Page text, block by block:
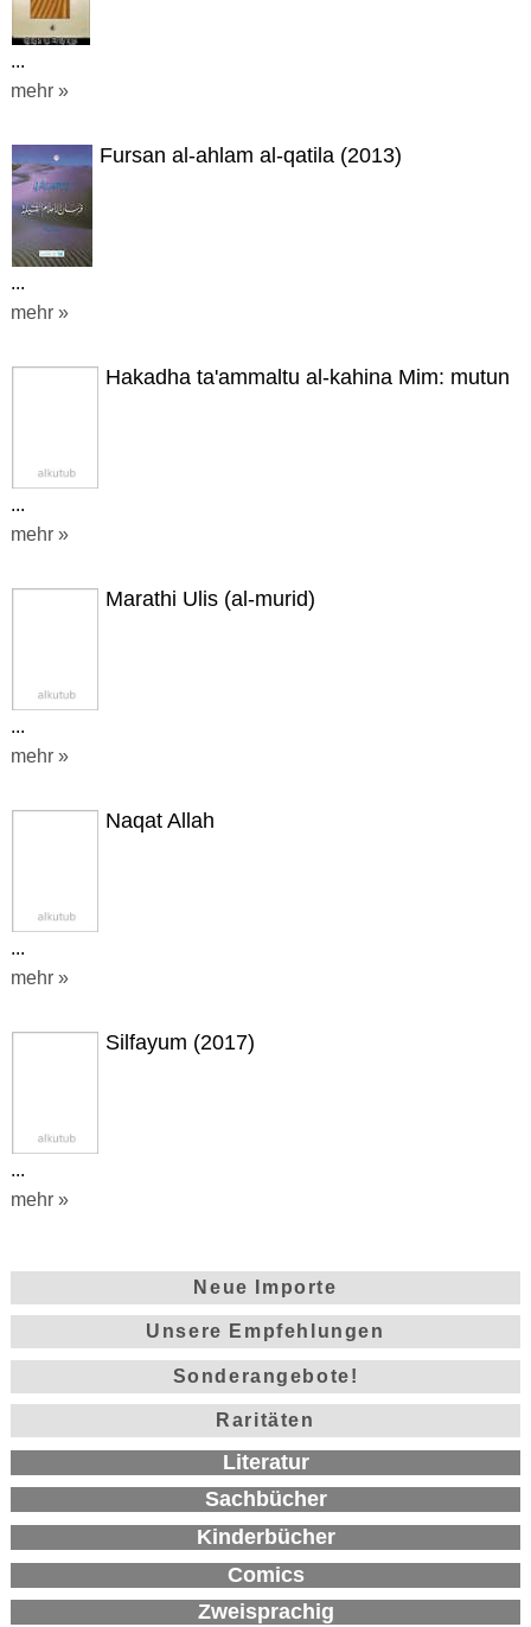
...
mehr »
Fursan al-ahlam al-qatila (2013)
...
mehr »
Hakadha ta'ammaltu al-kahina Mim: mutun
...
mehr »
Marathi Ulis (al-murid)
...
mehr »
Naqat Allah
...
mehr »
Silfayum (2017)
...
mehr »
Neue Importe
Unsere Empfehlungen
Sonderangebote!
Raritäten
Literatur
Sachbücher
Kinderbücher
Comics
Zweisprachig